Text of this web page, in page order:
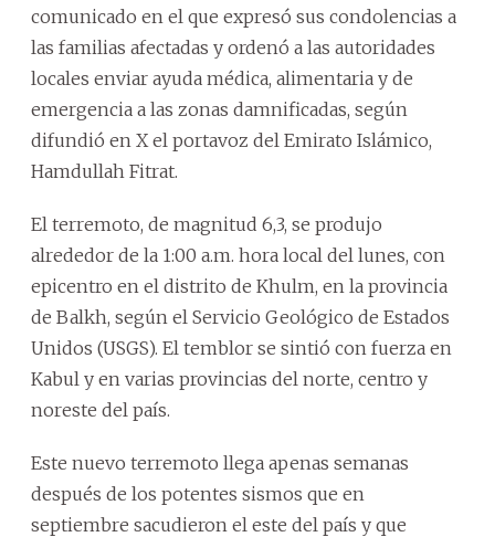
comunicado en el que expresó sus condolencias a
las familias afectadas y ordenó a las autoridades
locales enviar ayuda médica, alimentaria y de
emergencia a las zonas damnificadas, según
difundió en X el portavoz del Emirato Islámico,
Hamdullah Fitrat.
El terremoto, de magnitud 6,3, se produjo
alrededor de la 1:00 a.m. hora local del lunes, con
epicentro en el distrito de Khulm, en la provincia
de Balkh, según el Servicio Geológico de Estados
Unidos (USGS). El temblor se sintió con fuerza en
Kabul y en varias provincias del norte, centro y
noreste del país.
Este nuevo terremoto llega apenas semanas
después de los potentes sismos que en
septiembre sacudieron el este del país y que